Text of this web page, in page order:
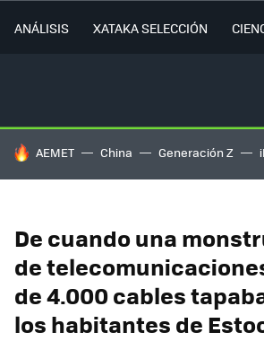
ANÁLISIS XATAKA SELECCIÓN
HOY SE HABLA DE
AEMET China Generación Z
De cuando una
de
de 4.000 cables
los habitantes de